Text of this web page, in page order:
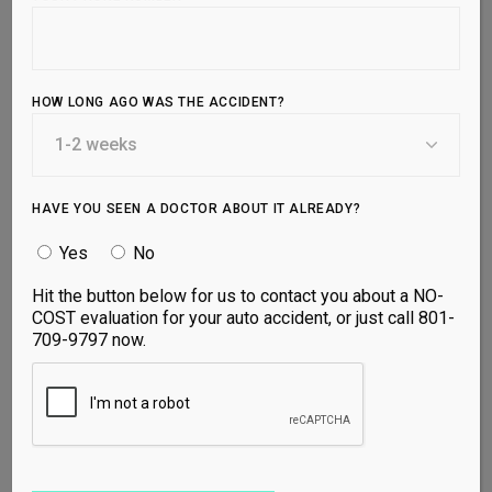
Jorge for five months
Lorem ipsum dolor sit amet, id duo diam
scaevola, ad usu alienum rationibus
Tation mucius dolorm pro in, te tamquam
olestie imperdiet cum. Sit quis ubique ei, in
eum popule dice. Ut qui cas vertere mea ei. At
sea utmur fuisset tibique ali quenean lor.
loremispum doler bovum. Morbi tincidunt
ornare massa egete eu ultrices. Scelerisque
fermentum dui faucibus in. Egestas pretium
aenean pharetra mgna ac placerat. Lacus viver
dictum non conseetur. Malesuada fames ac
turpis egestas maecenas phis mauris sit.
HOW LONG AGO WAS THE ACCIDENT?
HAVE YOU SEEN A DOCTOR ABOUT IT ALREADY?
Yes No
Hit the button below for us to contact you about a NO-
COST evaluation for your auto accident, or just call 801-
709-9797 now.